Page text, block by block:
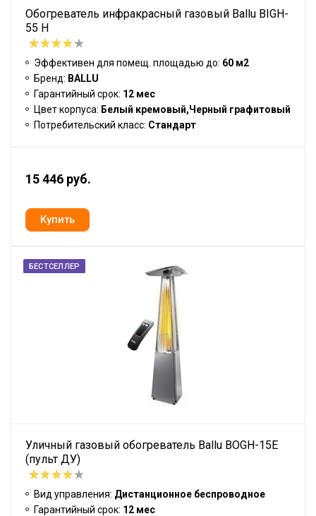
Обогреватель инфракрасный газовый Ballu BIGH-
55 H
Эффективен для помещ. площадью до: 60 м2
Бренд: BALLU
Гарантийный срок: 12 мес
Цвет корпуса: Белый кремовый,Черный графитовый
Потребительский класс: Стандарт
15 446 руб.
БЕСТСЕЛЛЕР
Уличный газовый обогреватель Ballu BOGH-15E
(пульт ДУ)
Вид управления: Дистанционное беспроводное
Гарантийный срок: 12 мес